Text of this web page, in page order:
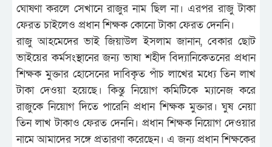
ঘোষণা করলে সেখানে রাজুর নাম ছিল না। এরপর রাজু টাকা
ফেরত চাইলেও প্রধান শিক্ষক কোনো টাকা ফেরত দেননি।
রাজু আহমেদের ভাই জিয়াউল ইসলাম জানান, বেকার ছোট
ভাইয়ের কর্মসংস্থানের জন্য ভাষা শহীদ বিদ্যানিকেতনের প্রধান
শিক্ষক মুক্তার হোসেনের দাবিকৃত পাঁচ লাখের মধ্যে তিন লাখ
টাকা দেওয়া হয়েছে। কিন্তু নিয়োগ কমিটিকে ম্যানেজ করে
রাজুকে নিয়োগ দিতে পারেনি প্রধান শিক্ষক মুক্তার। ঘুষ নেয়া
তিন লাখ টাকাও ফেরত দেননি। প্রধান শিক্ষক নিয়োগ দেওয়ার
নামে আমাদের সঙ্গে প্রতারণা করেছেন। এ জন্য প্রধান শিক্ষকের